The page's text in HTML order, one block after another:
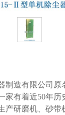
造有限公司原
家有着近50年历
产研磨机、砂带